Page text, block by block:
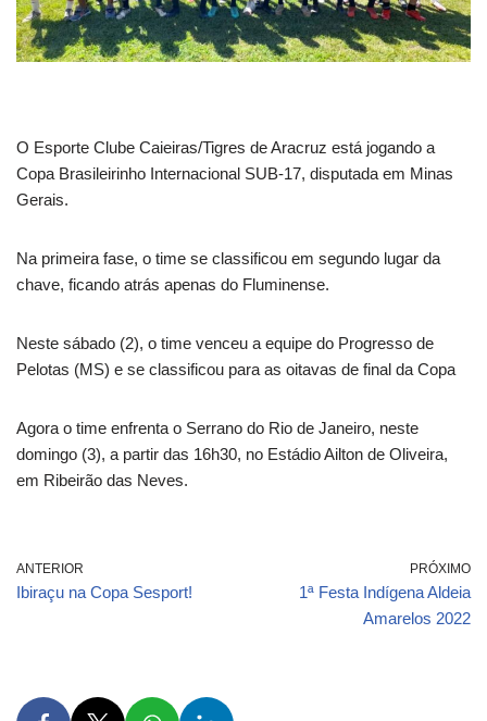
O Esporte Clube Caieiras/Tigres de Aracruz está jogando a
Copa Brasileirinho Internacional SUB-17, disputada em Minas
Gerais.
Na primeira fase, o time se classificou em segundo lugar da
chave, ficando atrás apenas do Fluminense.
Neste sábado (2), o time venceu a equipe do Progresso de
Pelotas (MS) e se classificou para as oitavas de final da Copa
Agora o time enfrenta o Serrano do Rio de Janeiro, neste
domingo (3), a partir das 16h30, no Estádio Ailton de Oliveira,
em Ribeirão das Neves.
ANTERIOR
Ibiraçu na Copa Sesport!
PRÓXIMO
1ª Festa Indígena Aldeia
Amarelos 2022